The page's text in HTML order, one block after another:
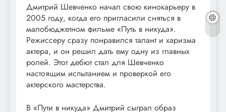
Дмитрий Шевченко начал свою кинокарьеру в
2005 году, когда его пригласили сняться в
малобюджетном фильме «Путь в никуда».
Режиссеру сразу понравился талант и харизма
актера, и он решил дать ему одну из главных
ролей. Этот дебют стал для Шевченко
настоящим испытанием и проверкой его
актерского мастерства.
В «Пути в никуда» Дмитрий сыграл образ